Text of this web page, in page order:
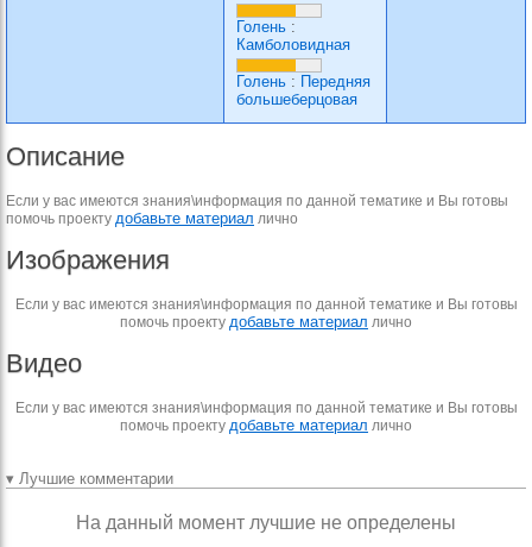
Голень :
Камболовидная
Голень : Передняя
большеберцовая
Описание
Если у вас имеются знания\информация по данной тематике и Вы готовы
помочь проекту добавьте материал лично
Изображения
Если у вас имеются знания\информация по данной тематике и Вы готовы
помочь проекту добавьте материал лично
Видео
Если у вас имеются знания\информация по данной тематике и Вы готовы
помочь проекту добавьте материал лично
▾ Лучшие комментарии
На данный момент лучшие не определены